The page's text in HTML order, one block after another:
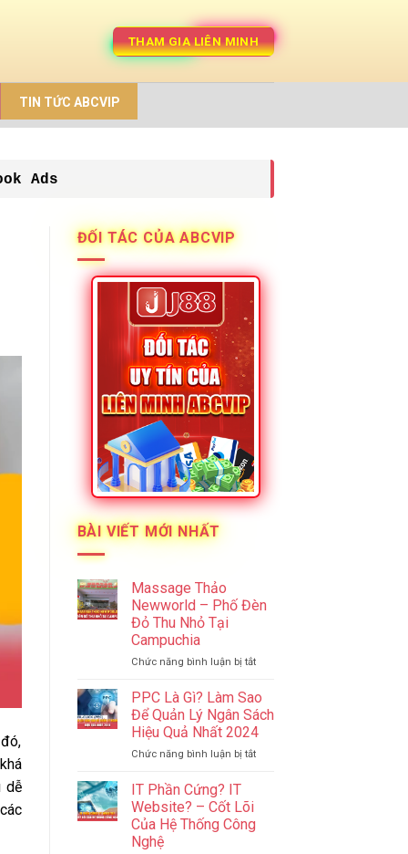
THAM GIA LIÊN MINH
TIN TỨC ABCVIP
Ads
dễ
ĐỐI TÁC CỦA ABCVIP
BÀI VIẾT MỚI NHẤT
Massage Thảo
Newworld – Phố Đèn
Đỏ Thu Nhỏ Tại
Campuchia
Chức năng bình luận bị tắtở
Thảo
Newworld
–
Phố
Đèn
Campuchia
PPC Là Gì? Làm Sao
Để Quản Lý Ngân Sách
Hiệu Quả Nhất 2024
Chức năng bình luận bị tắtở
Sao
IT Phần Cứng? IT
Website? – Cốt Lõi
Của Hệ Thống Công
Nghệ